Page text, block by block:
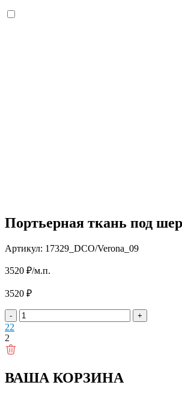
Портьерная ткань под
Артикул: 17329_DCO/Verona_09
3520 ₽/м.п.
3520 ₽
- +
22
2
ВАША КОРЗИНА